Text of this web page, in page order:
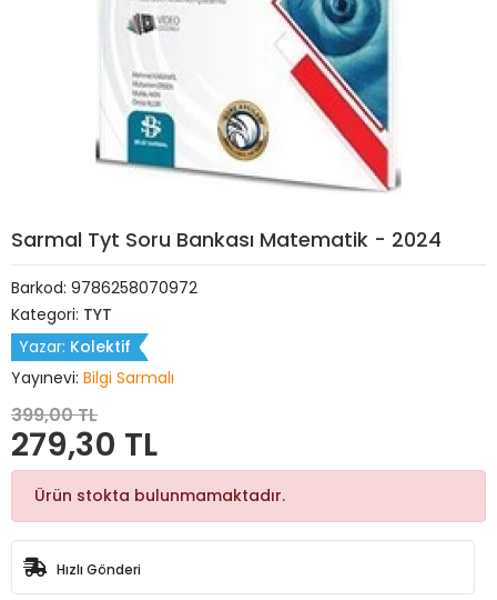
Sarmal Tyt Soru Bankası Matematik - 2024
Barkod: 9786258070972
Kategori: TYT
Yazar: Kolektif
Yayınevi: Bilgi Sarmalı
399,00 TL
279,30 TL
Ürün stokta bulunmamaktadır.
Hızlı Gönderi